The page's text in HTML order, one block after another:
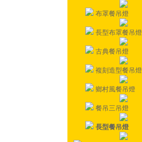
布罩餐吊燈
長型布罩餐吊燈
古典餐吊燈
複刻造型餐吊燈
鄉村風餐吊燈
餐吊三吊燈
長型餐吊燈